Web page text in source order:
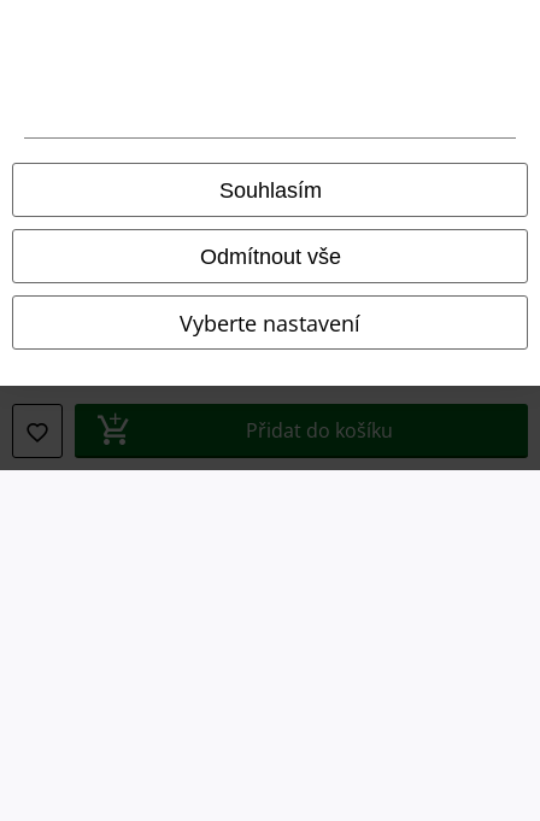
Souhlasím
Odmítnout vše
Vyberte nastavení
Přidat do košíku
Podmínky
Prohlášení
Ochrana osobních údajů
Likvidace odpadu a ochrana životního prostředí
Prohlášení o shodě
Informace o přístupnosti